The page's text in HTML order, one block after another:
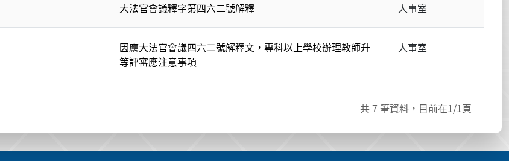
大法官會議釋字第四六二號解釋 人事室
因應大法官會議四六二號解釋文，專科以上學校辦理教師升
等評審應注意事項
人事室
共7 筆資料，目前在1/1頁